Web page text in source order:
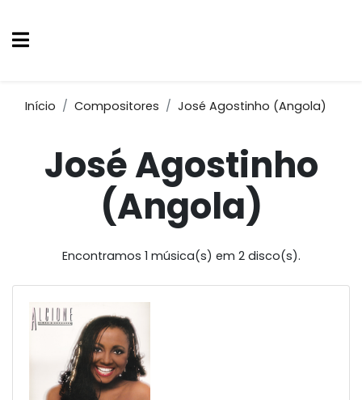
Início Compositores José Agostinho (Angola)
José Agostinho
(Angola)
Encontramos 1 música(s) em 2 disco(s).